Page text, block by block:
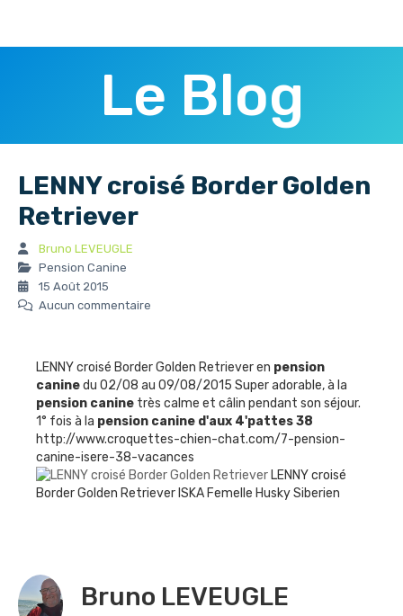
Le Blog
LENNY croisé Border Golden
Retriever
Bruno LEVEUGLE
Pension Canine
15 Août 2015
Aucun commentaire
LENNY croisé Border Golden Retriever en pension
caninedu 02/08 au 09/08/2015 Super adorable, à la
pension canine très calme et câlin pendant son séjour.
1° fois à la pension canine d'aux 4'pattes 38
http://www.croquettes-chien-chat.com/7-pension-
canine-isere-38-vacances
LENNY croisé
Border Golden Retriever ISKA Femelle Husky Siberien
Bruno LEVEUGLE